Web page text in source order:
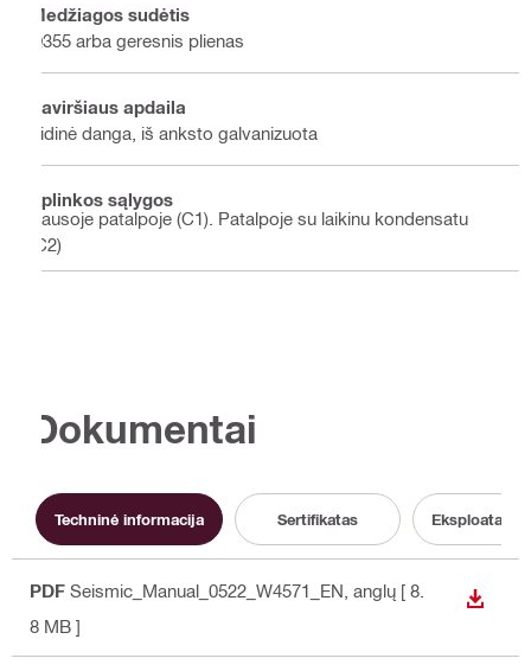
Medžiagos sudėtis
Q355 arba geresnis plienas
Paviršiaus apdaila
Vidinė danga, iš anksto galvanizuota
Aplinkos sąlygos
Sausoje patalpoje (C1). Patalpoje su laikinu kondensatu
(C2)
Dokumentai
Techninė informacija Sertifikatas
PDF Seismic_Manual_0522_W4571_EN , anglų [ 8.
8 MB ]